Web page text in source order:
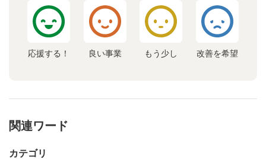
応援する！ 良い事業 もう少し 改善を希望
関連ワード
カテゴリ